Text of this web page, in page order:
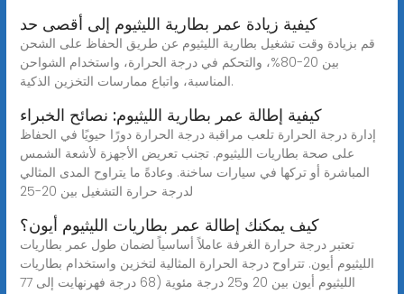
كيفية زيادة عمر بطارية الليثيوم إلى أقصى حد
قم بزيادة وقت تشغيل بطارية الليثيوم عن طريق الحفاظ على الشحن
بين 20-80%، والتحكم في درجة الحرارة، واستخدام الشواحن
المناسبة، واتباع ممارسات التخزين الذكية.
كيفية إطالة عمر بطارية الليثيوم: نصائح الخبراء
إدارة درجة الحرارة تلعب مراقبة درجة الحرارة دورًا حيويًا في الحفاظ
على صحة بطاريات الليثيوم. تجنب تعريض الأجهزة لأشعة الشمس
المباشرة أو تركها في سيارات ساخنة. وعادةً ما يتراوح المدى المثالي
لدرجة حرارة التشغيل بين 20-25
كيف يمكنك إطالة عمر بطاريات الليثيوم أيون؟
تعتبر درجة حرارة الغرفة عاملاً أساسياً لضمان طول عمر بطاريات
الليثيوم أيون. تتراوح درجة الحرارة المثالية لتخزين واستخدام بطاريات
الليثيوم أيون بين 20 و25 درجة مئوية (68 درجة فهرنهايت إلى 77